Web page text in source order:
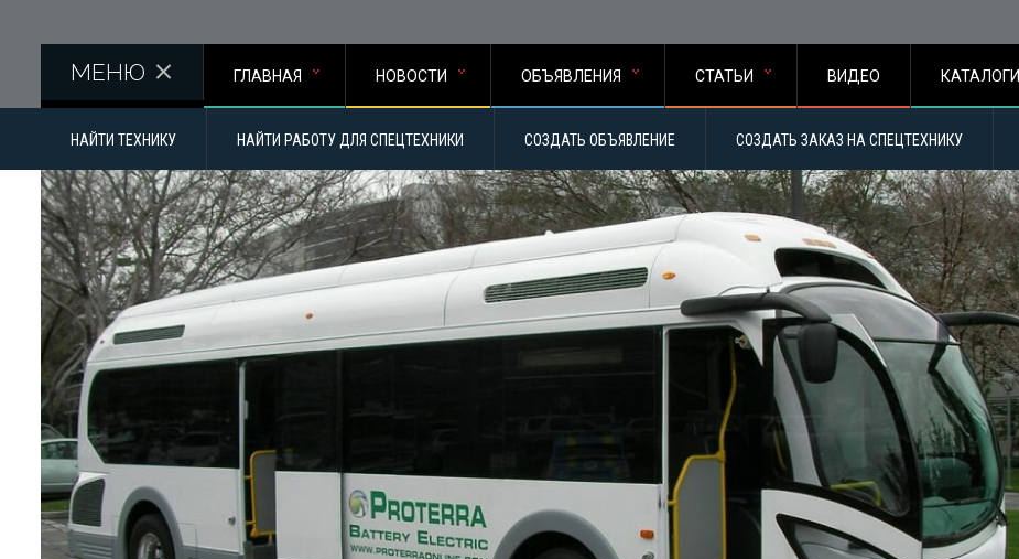
МЕНЮ ГЛАВНАЯ НОВОСТИ ОБЪЯВЛЕНИЯ СТАТЬИ ВИДЕО КАТАЛОГИ
НАЙТИ ТЕХНИКУ НАЙТИ РАБОТУ ДЛЯ СПЕЦТЕХНИКИ СОЗДАТЬ ОБЪЯВЛЕНИЕ СОЗДАТЬ ЗАКАЗ НА СПЕЦТЕХНИКУ